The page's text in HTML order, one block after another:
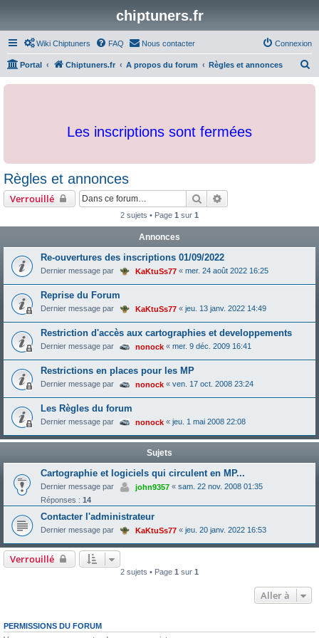
chiptuners.fr
Wiki Chiptuners FAQ Nous contacter Connexion
Portal Chiptuners.fr A propos du forum Règles et annonces
c
Les inscriptions sont fermées
Règles et annonces
Verrouillé Rechercher
2 sujets • Page 1 sur 1
Annonces
Re-ouvertures des inscriptions 01/09/2022
Dernier message par KaKtuSs77 « mer. 24 août 2022 16:25
Reprise du Forum
Dernier message par KaKtuSs77 « jeu. 13 janv. 2022 14:49
Restriction d'accès aux cartographies et developpements
Dernier message par nonock « mer. 9 déc. 2009 16:41
Restrictions en places pour les MP
Dernier message par nonock « ven. 17 oct. 2008 23:24
Les Règles du forum
Dernier message par nonock « jeu. 1 mai 2008 22:08
Sujets
Cartographie et logiciels qui circulent en MP...
Dernier message par john9357 « sam. 22 nov. 2008 01:35
Réponses : 14
Contacter l'administrateur
Dernier message par KaKtuSs77 « jeu. 20 janv. 2022 16:53
Verrouillé
2 sujets • Page 1 sur 1
Aller à
PERMISSIONS DU FORUM